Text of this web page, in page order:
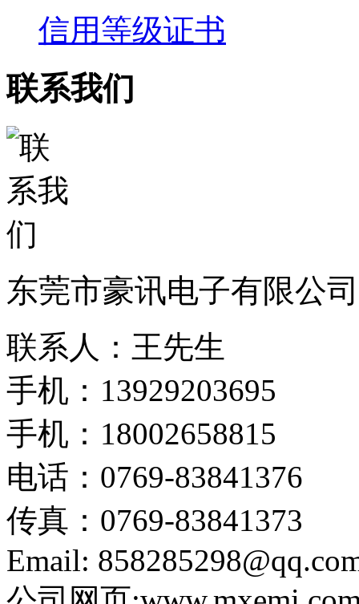
信用等级证书
联系我们
东莞市豪讯电子有限公司
联系人：王先生
手机：13929203695
手机：18002658815
电话：0769-83841376
传真：0769-83841373
Email: